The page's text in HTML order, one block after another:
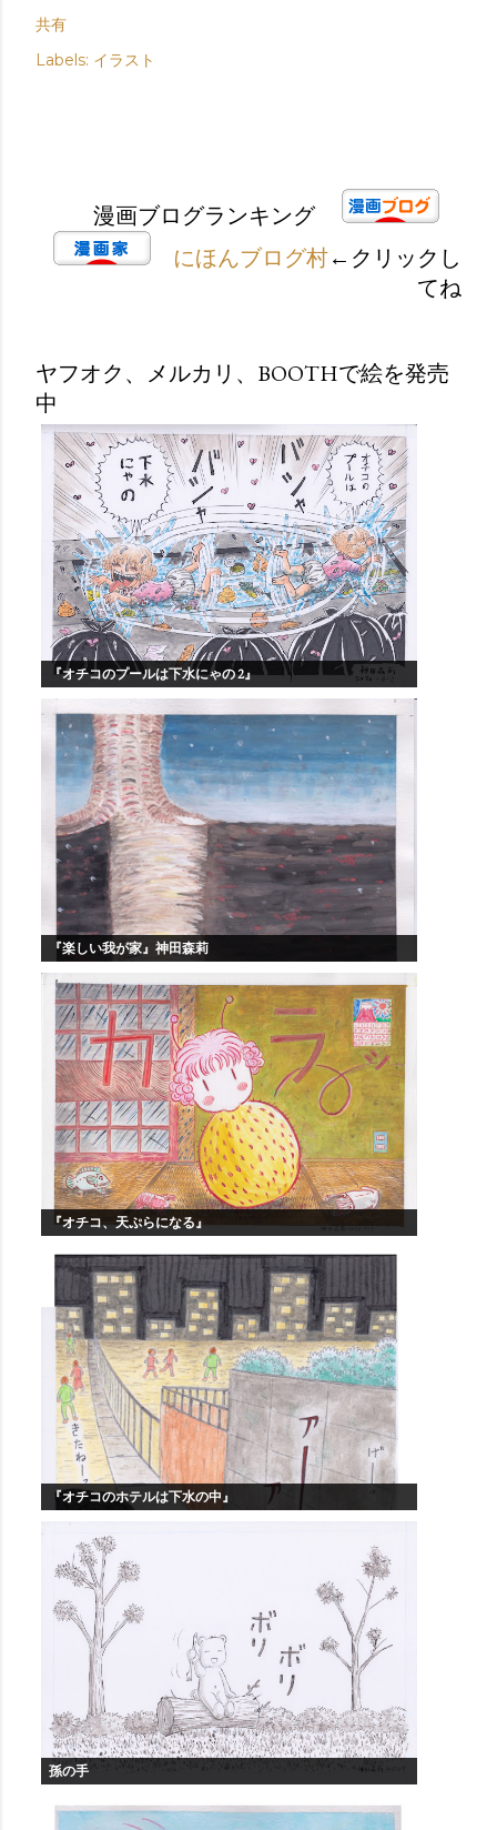
共有
Labels: イラスト
漫画ブログランキング
にほんブログ村←クリックし
てね
ヤフオク、メルカリ、BOOTHで絵を発売
中
『オチコのプールは下水にゃの 2』
『楽しい我が家』神田森莉
『オチコ、天ぷらになる』
『オチコのホテルは下水の中』
孫の手